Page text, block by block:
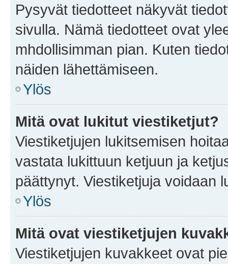
Pysyvät tiedotteet näkyvät
sivulla. Nämä tiedotteet ovat
mhdollisimman pian. Kuten
näiden lähettämiseen.
Ylös
Mitä ovat lukitut viestiketjut?
Viestiketjujen lukitsemisen
vastata lukittuun ketjuun ja
päättynyt. Viestiketjuja voidaan
Ylös
Mitä ovat viestiketjujen
Viestiketjujen kuvakkeet ovat